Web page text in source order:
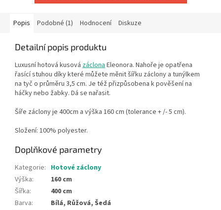
Popis Podobné (1) Hodnocení Diskuze
Detailní popis produktu
Luxusní hotová kusová záclonaEleonora. Nahoře je opatřena
řasící stuhou díky které můžete měnit šířku záclony a tunýlkem
na tyč o průměru 3,5 cm. Je též přizpůsobena k pověšení na
háčky nebo žabky. Dá se nařasit.
Šíře záclony je 400cm a výška 160 cm (tolerance + /- 5 cm).
Složení: 100% polyester.
Doplňkové parametry
Kategorie: Hotové záclony
Výška:
160 cm
Šířka:
400 cm
Barva:
Bílá, Růžová, Šedá